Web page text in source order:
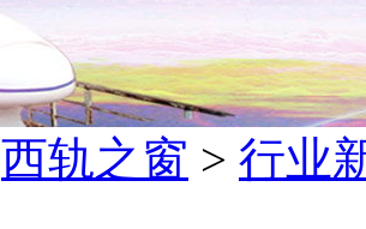
西轨之窗 > 行业